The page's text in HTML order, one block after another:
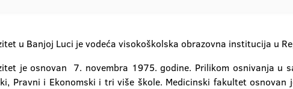
u Banjoj Luci je vodeća visokoškolska obrazovna institucija u
je osnovan 7. novembra 1975. godine. Prilikom osnivanja u
Pravni i Ekonomski i tri više škole. Medicinski fakultet